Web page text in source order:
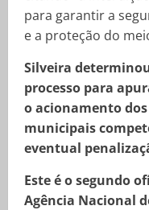
para garantir a
e a proteção do
Silveira
processo para
o acionamento
municipais
eventual
Este é o segundo
Agência Nacional